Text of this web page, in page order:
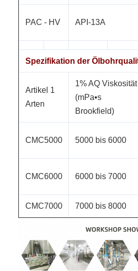
PAC - HV API-13A
Spezifikation der
Artikel 1
Arten
1% AQ Viskosität
(mPa▪s
Brookfield)
CMC5000 5000 bis 6000
CMC6000 6000 bis 7000
CMC7000 7000 bis 8000